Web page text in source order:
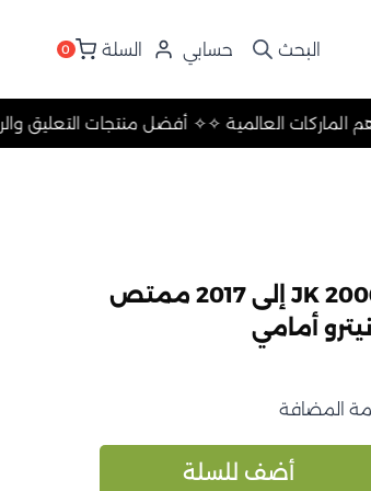
حسابي السلة 0
✧ أفضل✧ أهم الماركات العالمية ✧✧
جيب رانجلر JK 2006 إلى 2017 ممتص
أمامي
المضافة
أضف للسلة